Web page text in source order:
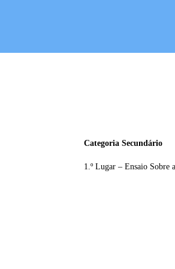
Categoria Secundário
1.º Lugar – Ensaio Sobre